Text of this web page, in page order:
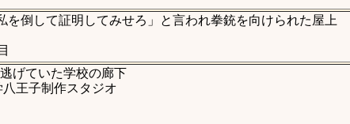
を倒して証明してみせろ」と言われ拳銃を向けられた屋上
げていた学校の廊下
王子制作スタジオ